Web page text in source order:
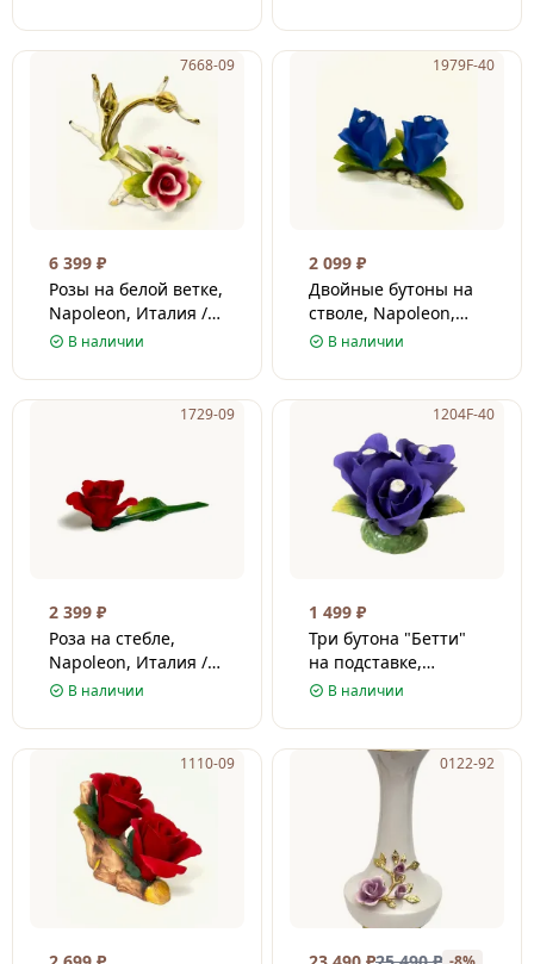
см
7668-09
6 399 ₽
Розы на белой ветке,
Napoleon, Италия /
Фарфор / 19 см
В наличии
1979F-40
2 099 ₽
Двойные бутоны на
стволе, Napoleon,
Италия / Фарфор / 14
В наличии
1729-09
2 399 ₽
Роза на стебле,
Napoleon, Италия /
Фарфор / 6 см
В наличии
1204F-40
1 499 ₽
Три бутона "Бетти"
на подставке,
Napoleon, Италия /
В наличии
1110-09 0122-92